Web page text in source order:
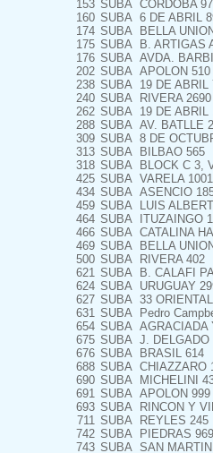
153 SUBA CORDOBA
160 SUBA 6 DE ABRIL
174 SUBA BELLA
175 SUBA B. ARTIGAS
176 SUBA AVDA.
202 SUBA APOLON 510
238 SUBA 19 DE ABRIL
240 SUBA RIVERA
262 SUBA 19 DE ABRIL
288 SUBA AV. BATLLE
309 SUBA 8 DE
313 SUBA BILBAO 565
318 SUBA BLOCK C 3,
425 SUBA VARELA 1001
434 SUBA ASENCIO
459 SUBA LUIS
464 SUBA ITUZAINGO
466 SUBA CATALINA
469 SUBA BELLA
500 SUBA RIVERA 402
621 SUBA B. CALAFI
624 SUBA URUGUAY
627 SUBA 33
631 SUBA Pedro
654 SUBA AGRACIADA
675 SUBA J. DELGADO
676 SUBA BRASIL 614
688 SUBA CHIAZZARO
690 SUBA MICHELINI
691 SUBA APOLON 999
693 SUBA RINCON Y
711 SUBA REYLES 245
742 SUBA PIEDRAS 969
743 SUBA SAN